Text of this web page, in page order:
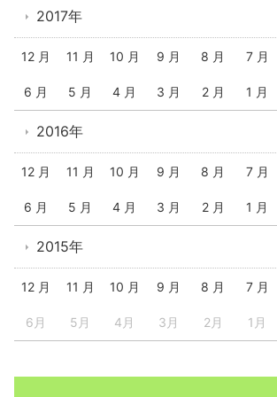
2017年
12 月 11 月 10 月 9 月 8 月 7 月
6 月 5 月 4 月 3 月 2 月 1 月
2016年
12 月 11 月 10 月 9 月 8 月 7 月
6 月 5 月 4 月 3 月 2 月 1 月
2015年
12 月 11 月 10 月 9 月 8 月 7 月
6月 5月 4月 3月 2月 1月